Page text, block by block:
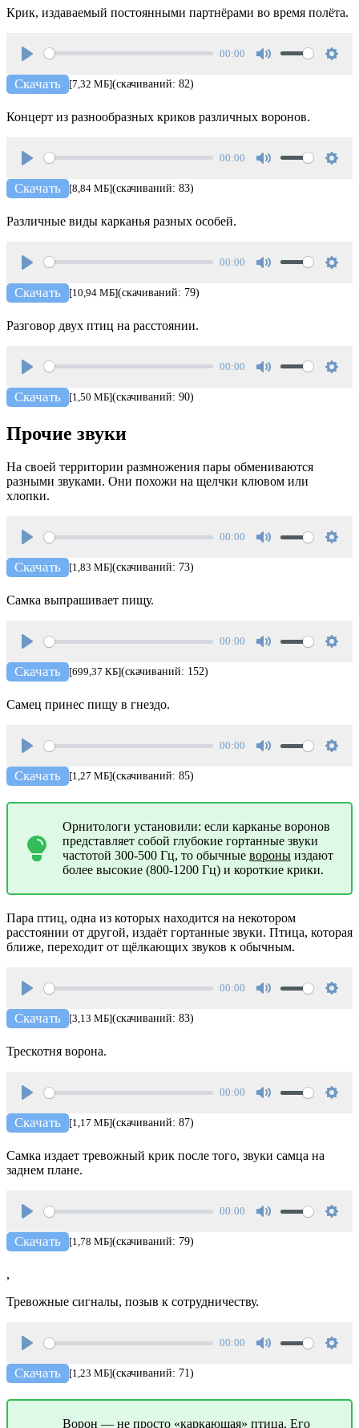
Крик, издаваемый постоянными партнёрами во время полёта.
Play
00:00
Скачать [7,32 МБ](скачиваний: 82)
Концерт из разнообразных криков различных воронов.
Play
00:00
Скачать [8,84 МБ](скачиваний: 83)
Различные виды карканья разных особей.
Play
00:00
Скачать [10,94 МБ](скачиваний: 79)
Разговор двух птиц на расстоянии.
Play
00:00
Скачать [1,50 МБ](скачиваний: 90)
Прочие звуки
На своей территории размножения пары обмениваются
разными звуками. Они похожи на щелчки клювом или
хлопки.
Play
00:00
Скачать [1,83 МБ](скачиваний: 73)
Самка выпрашивает пищу.
Play
00:00
Скачать [699,37 КБ](скачиваний: 152)
Самец принес пищу в гнездо.
Play
00:00
Скачать [1,27 МБ](скачиваний: 85)
Орнитологи установили: если карканье воронов
представляет собой глубокие гортанные звуки
частотой 300-500 Гц, то обычные вороны издают
более высокие (800-1200 Гц) и короткие крики.
Пара птиц, одна из которых находится на некотором
расстоянии от другой, издаёт гортанные звуки. Птица, которая
ближе, переходит от щёлкающих звуков к обычным.
Play
00:00
Скачать [3,13 МБ](скачиваний: 83)
Трескотня ворона.
Play
00:00
Скачать [1,17 МБ](скачиваний: 87)
Самка издает тревожный крик после того, звуки самца на
заднем плане.
Play
00:00
Скачать [1,78 МБ](скачиваний: 79)
,
Тревожные сигналы, позыв к сотрудничеству.
Play
00:00
Скачать [1,23 МБ](скачиваний: 71)
Ворон — не просто «каркающая» птица. Его